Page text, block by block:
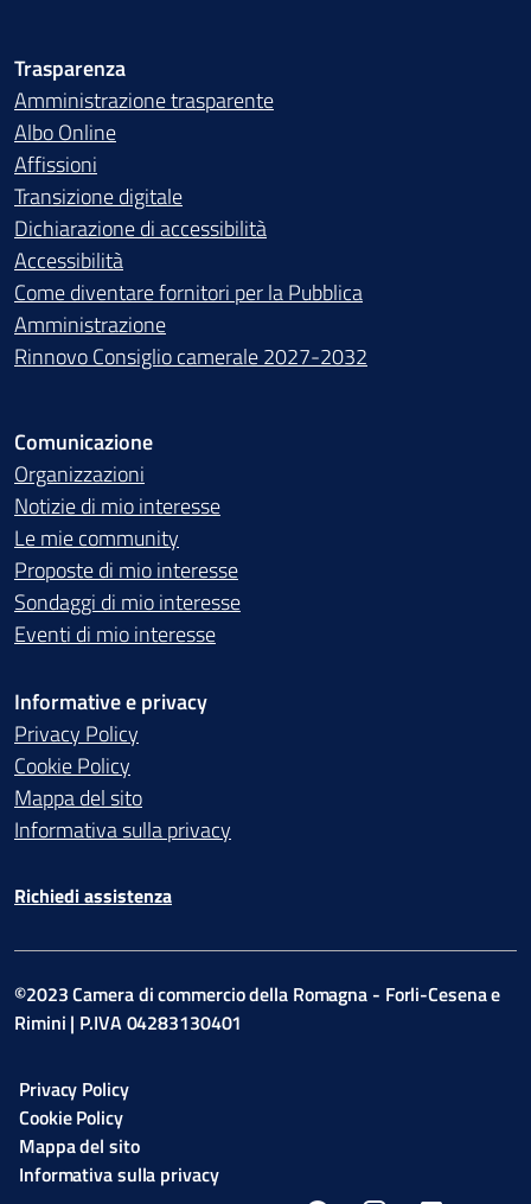
Trasparenza
Amministrazione trasparente
Albo Online
Affissioni
Transizione digitale
Dichiarazione di accessibilità
Accessibilità
Come diventare fornitori per la Pubblica
Amministrazione
Rinnovo Consiglio camerale 2027-2032
Comunicazione
Organizzazioni
Notizie di mio interesse
Le mie community
Proposte di mio interesse
Sondaggi di mio interesse
Eventi di mio interesse
Informative e privacy
Privacy Policy
Cookie Policy
Mappa del sito
Informativa sulla privacy
Richiedi assistenza
©2023 Camera di commercio della Romagna - Forli-Cesena e
Rimini | P.IVA 04283130401
Privacy Policy
Cookie Policy
Mappa del sito
Informativa sulla privacy